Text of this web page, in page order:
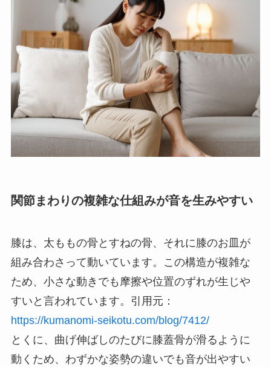
関節まわりの複雑な仕組みが音を生みやすい
膝は、太ももの骨とすねの骨、それに膝のお皿が
組み合わさって動いています。この構造が複雑な
ため、小さな動きでも摩擦や位置のずれが生じや
すいと言われています。引用元：
https://kumanomi-seikotu.com/blog/7412/
とくに、曲げ伸ばしのたびに膝蓋骨が滑るように
動くため、わずかな姿勢の違いでも音が出やすい